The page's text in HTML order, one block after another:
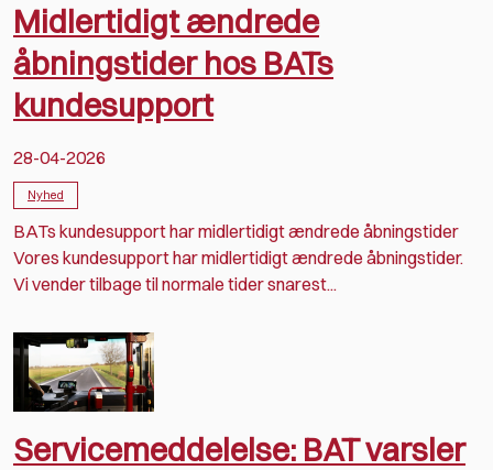
Midlertidigt ændrede
åbningstider hos BATs
kundesupport
28-04-2026
Nyhed
BATs kundesupport har midlertidigt ændrede åbningstider
Vores kundesupport har midlertidigt ændrede åbningstider.
Vi vender tilbage til normale tider snarest...
Servicemeddelelse: BAT varsler